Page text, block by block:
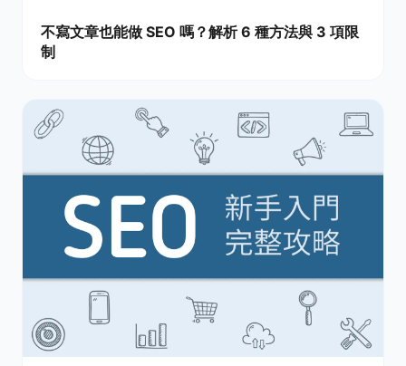
不寫文章也能做 SEO 嗎？解析 6 種方法與 3 項限
制